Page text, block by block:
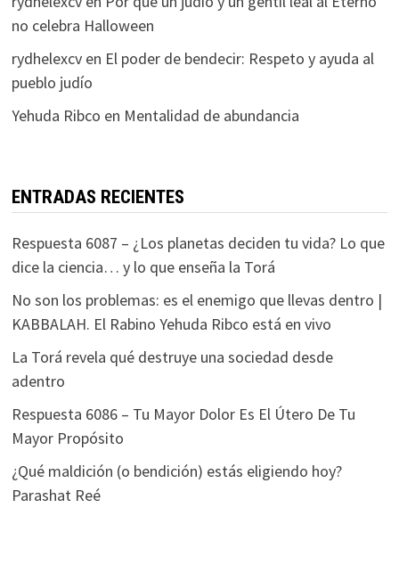
no celebra Halloween
rydhelexcven El poder de bendecir: Respeto y ayuda al
pueblo judío
Yehuda Ribco en Mentalidad de abundancia
ENTRADAS RECIENTES
Respuesta 6087 – ¿Los planetas deciden tu vida? Lo que
dice la ciencia… y lo que enseña la Torá
No son los problemas: es el enemigo que llevas dentro |
KABBALAH. El Rabino Yehuda Ribco está en vivo
La Torá revela qué destruye una sociedad desde
adentro
Respuesta 6086 – Tu Mayor Dolor Es El Útero De Tu
Mayor Propósito
¿Qué maldición (o bendición) estás eligiendo hoy?
Parashat Reé